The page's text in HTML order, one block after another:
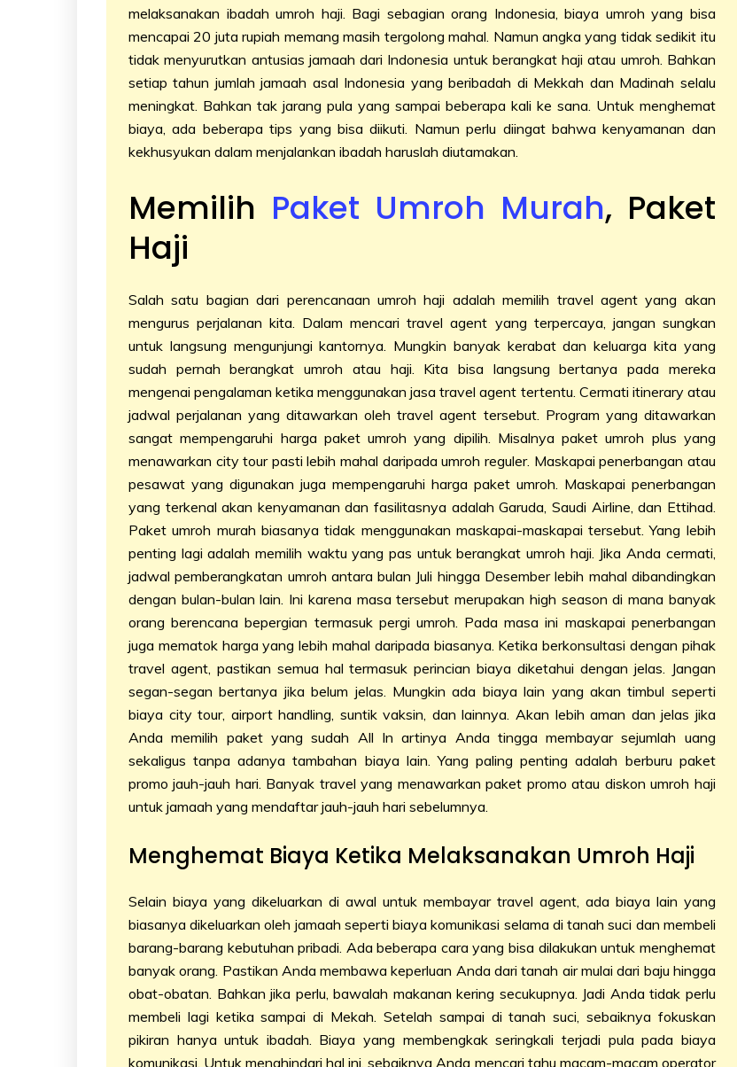
melaksanakan ibadah umroh haji. Bagi sebagian orang Indonesia, biaya umroh yang bisa
mencapai 20 juta rupiah memang masih tergolong mahal. Namun angka yang tidak sedikit itu
tidak menyurutkan antusias jamaah dari Indonesia untuk berangkat haji atau umroh. Bahkan
setiap tahun jumlah jamaah asal Indonesia yang beribadah di Mekkah dan Madinah selalu
meningkat. Bahkan tak jarang pula yang sampai beberapa kali ke sana. Untuk menghemat
biaya, ada beberapa tips yang bisa diikuti. Namun perlu diingat bahwa kenyamanan dan
kekhusyukan dalam menjalankan ibadah haruslah diutamakan.
Memilih Paket Umroh Murah, Paket
Haji
Salah satu bagian dari perencanaan umroh haji adalah memilih travel agent yang akan
mengurus perjalanan kita. Dalam mencari travel agent yang terpercaya, jangan sungkan
untuk langsung mengunjungi kantornya. Mungkin banyak kerabat dan keluarga kita yang
sudah pernah berangkat umroh atau haji. Kita bisa langsung bertanya pada mereka
mengenai pengalaman ketika menggunakan jasa travel agent tertentu. Cermati itinerary atau
jadwal perjalanan yang ditawarkan oleh travel agent tersebut. Program yang ditawarkan
sangat mempengaruhi harga paket umroh yang dipilih. Misalnya paket umroh plus yang
menawarkan city tour pasti lebih mahal daripada umroh reguler. Maskapai penerbangan atau
pesawat yang digunakan juga mempengaruhi harga paket umroh. Maskapai penerbangan
yang terkenal akan kenyamanan dan fasilitasnya adalah Garuda, Saudi Airline, dan Ettihad.
Paket umroh murah biasanya tidak menggunakan maskapai-maskapai tersebut. Yang lebih
penting lagi adalah memilih waktu yang pas untuk berangkat umroh haji. Jika Anda cermati,
jadwal pemberangkatan umroh antara bulan Juli hingga Desember lebih mahal dibandingkan
dengan bulan-bulan lain. Ini karena masa tersebut merupakan high season di mana banyak
orang berencana bepergian termasuk pergi umroh. Pada masa ini maskapai penerbangan
juga mematok harga yang lebih mahal daripada biasanya. Ketika berkonsultasi dengan pihak
travel agent, pastikan semua hal termasuk perincian biaya diketahui dengan jelas. Jangan
segan-segan bertanya jika belum jelas. Mungkin ada biaya lain yang akan timbul seperti
biaya city tour, airport handling, suntik vaksin, dan lainnya. Akan lebih aman dan jelas jika
Anda memilih paket yang sudah All In artinya Anda tingga membayar sejumlah uang
sekaligus tanpa adanya tambahan biaya lain. Yang paling penting adalah berburu paket
promo jauh-jauh hari. Banyak travel yang menawarkan paket promo atau diskon umroh haji
untuk jamaah yang mendaftar jauh-jauh hari sebelumnya.
Menghemat Biaya Ketika Melaksanakan Umroh Haji
Selain biaya yang dikeluarkan di awal untuk membayar travel agent, ada biaya lain yang
biasanya dikeluarkan oleh jamaah seperti biaya komunikasi selama di tanah suci dan membeli
barang-barang kebutuhan pribadi. Ada beberapa cara yang bisa dilakukan untuk menghemat
banyak orang. Pastikan Anda membawa keperluan Anda dari tanah air mulai dari baju hingga
obat-obatan. Bahkan jika perlu, bawalah makanan kering secukupnya. Jadi Anda tidak perlu
membeli lagi ketika sampai di Mekah. Setelah sampai di tanah suci, sebaiknya fokuskan
pikiran hanya untuk ibadah. Biaya yang membengkak seringkali terjadi pula pada biaya
komunikasi. Untuk menghindari hal ini, sebaiknya Anda mencari tahu macam-macam operator